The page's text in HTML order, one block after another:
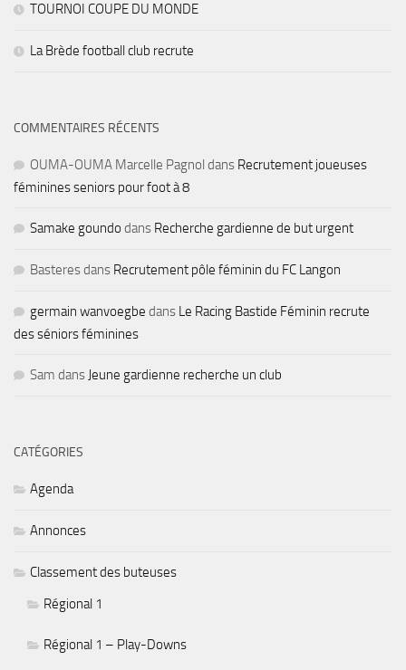
TOURNOI COUPE DU MONDE
La Brède football club recrute
COMMENTAIRES RÉCENTS
OUMA-OUMA Marcelle Pagnol dans Recrutement joueuses
féminines seniors pour foot à 8
Samake goundo dans Recherche gardienne de but urgent
Basteresdans Recrutement pôle féminin du FC Langon
germain wanvoegbe dans Le Racing Bastide Féminin recrute
des séniors féminines
Sam dans Jeune gardienne recherche un club
CATÉGORIES
Agenda
Annonces
Classement des buteuses
Régional 1
Régional 1 – Play-Downs